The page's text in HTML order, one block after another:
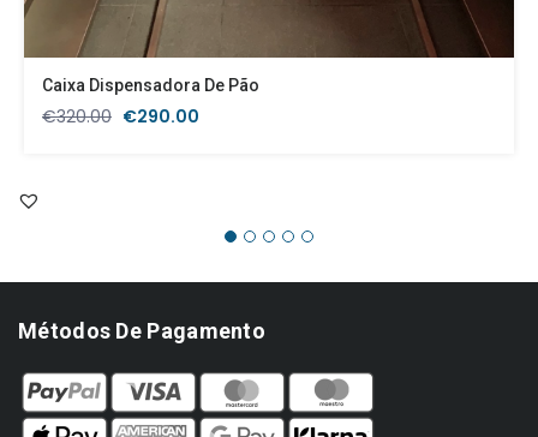
Caixa Dispensadora De Pão
€320.00 O
€290.00
Métodos De Pagamento